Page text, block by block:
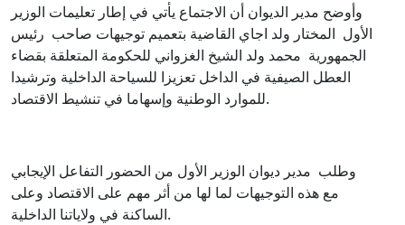
وأوضح مدير الديوان أن الاجتماع يأتي في إطار تعليمات الوزير
الأول المختار ولد اجاي القاضية بتعميم توجيهات صاحب رئيس
الجمهورية محمد ولد الشيخ الغزواني للحكومة المتعلقة بقضاء
العطل الصيفية في الداخل تعزيزا للسياحة الداخلية وترشيدا
للموارد الوطنية وإسهاما في تنشيط الاقتصاد.
وطلب مدير ديوان الوزير الأول من الحضور التفاعل الإيجابي
مع هذه التوجيهات لما لها من أثر مهم على الاقتصاد وعلى
الساكنة في ولاياتنا الداخلية.